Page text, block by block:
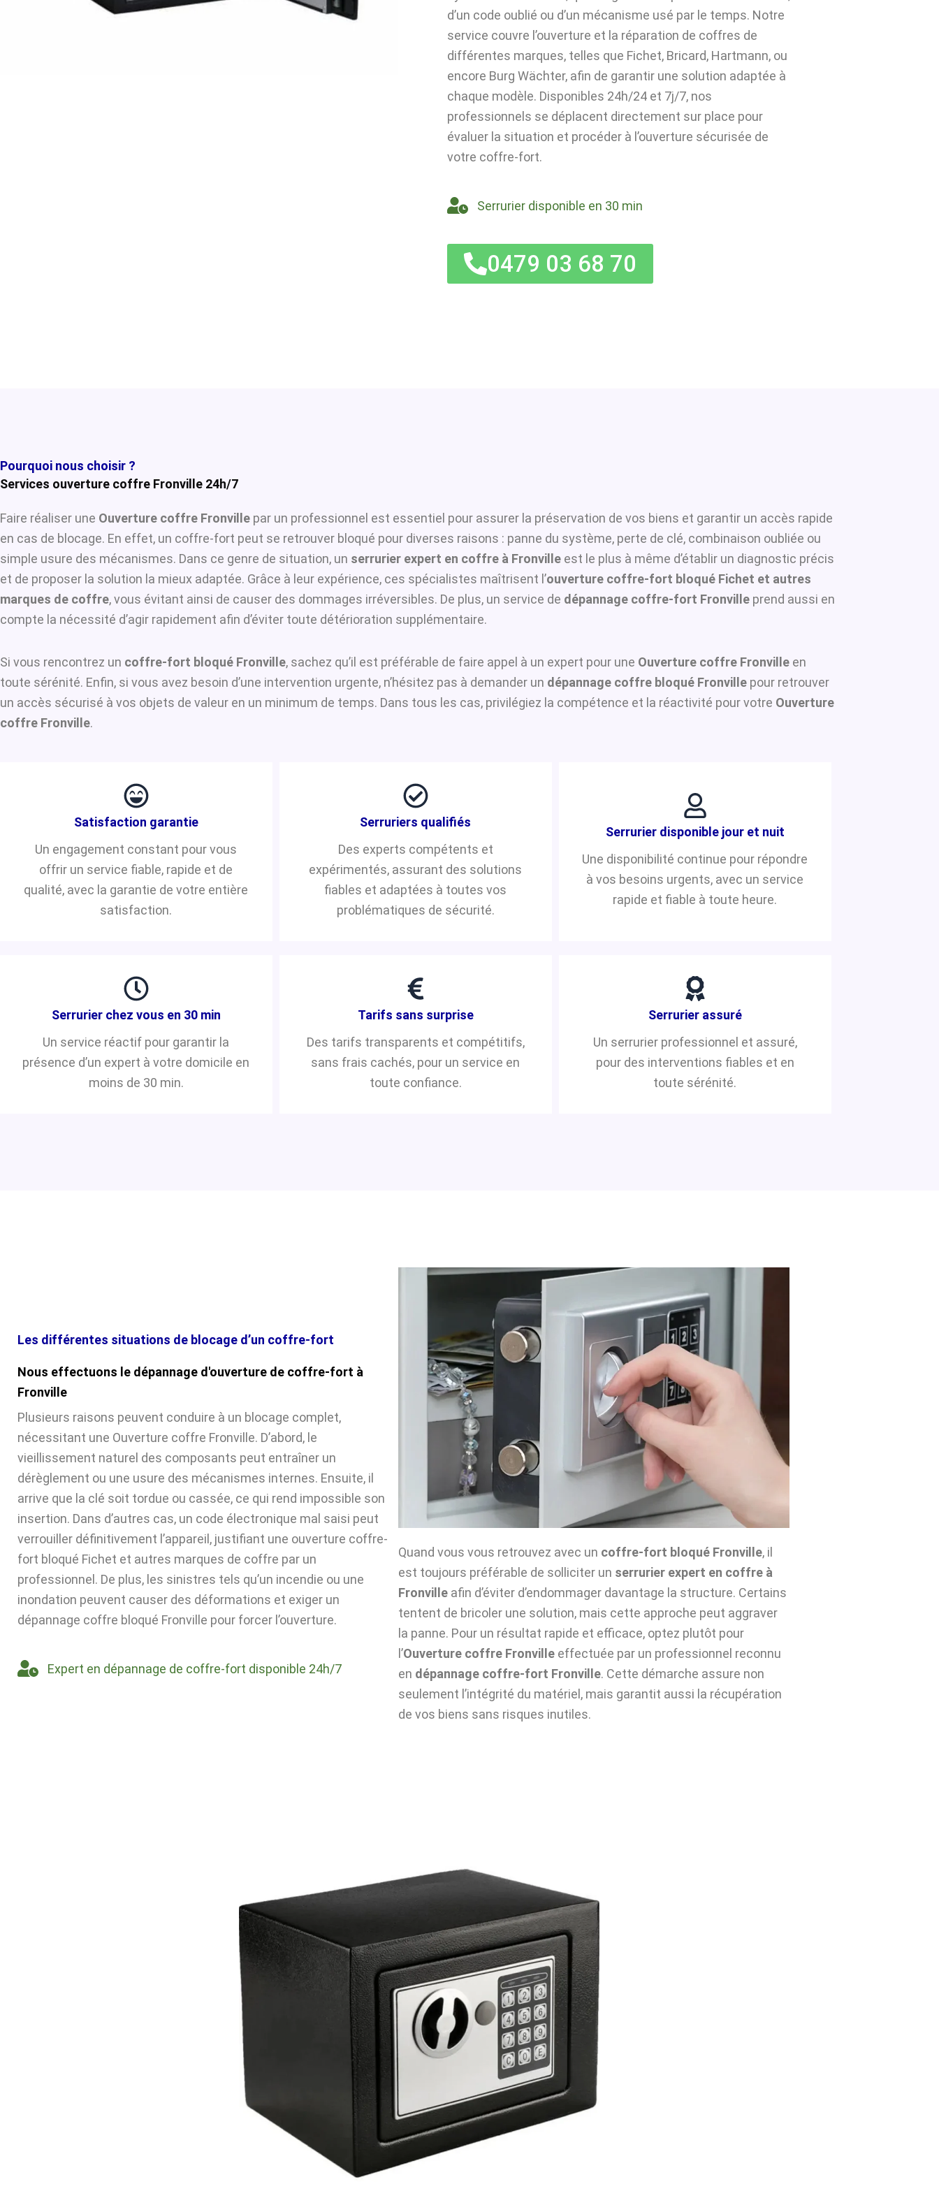
d’un code oublié ou d’un mécanisme usé par le temps. Notre
service couvre l’ouverture et la réparation de coffres de
différentes marques, telles que Fichet, Bricard, Hartmann, ou
encore Burg Wächter, afin de garantir une solution adaptée à
chaque modèle. Disponibles 24h/24 et 7j/7, nos
professionnels se déplacent directement sur place pour
évaluer la situation et procéder à l’ouverture sécurisée de
votre coffre-fort.
Serrurier disponible en 30 min
0479 03 68 70
Pourquoi nous choisir ?
Services ouverture coffre Fronville 24h/7
Faire réaliser une Ouverture coffre Fronville par un professionnel est essentiel pour assurer la préservation de vos biens et garantir un accès rapide
en cas de blocage. En effet, un coffre-fort peut se retrouver bloqué pour diverses raisons : panne du système, perte de clé, combinaison oubliée ou
simple usure des mécanismes. Dans ce genre de situation, un serrurier expert en coffre à Fronville est le plus à même d’établir un diagnostic précis
et de proposer la solution la mieux adaptée. Grâce à leur expérience, ces spécialistes maîtrisent l’ouverture coffre-fort bloqué Fichet et autres
marques de coffre, vous évitant ainsi de causer des dommages irréversibles. De plus, un service de dépannage coffre-fort Fronville prend aussi en
compte la nécessité d’agir rapidement afin d’éviter toute détérioration supplémentaire.
Si vous rencontrez un coffre-fort bloqué Fronville, sachez qu’il est préférable de faire appel à un expert pour une Ouverture coffre Fronville en
toute sérénité. Enfin, si vous avez besoin d’une intervention urgente, n’hésitez pas à demander un dépannage coffre bloqué Fronville pour retrouver
un accès sécurisé à vos objets de valeur en un minimum de temps. Dans tous les cas, privilégiez la compétence et la réactivité pour votre Ouverture
coffre Fronville.
Satisfaction garantie
Un engagement constant pour vous
offrir un service fiable, rapide et de
qualité, avec la garantie de votre entière
satisfaction.
Serruriers qualifiés
Des experts compétents et
expérimentés, assurant des solutions
fiables et adaptées à toutes vos
problématiques de sécurité.
Serrurier disponible jour et nuit
Une disponibilité continue pour répondre
à vos besoins urgents, avec un service
rapide et fiable à toute heure.
Serrurier chez vous en 30 min
Un service réactif pour garantir la
présence d’un expert à votre domicile en
moins de 30 min.
Tarifs sans surprise
Des tarifs transparents et compétitifs,
sans frais cachés, pour un service en
toute confiance.
Serrurier assuré
Un serrurier professionnel et assuré,
pour des interventions fiables et en
toute sérénité.
Les différentes situations de blocage d’un coffre-fort
Nous effectuons le dépannage d'ouverture de coffre-fort à
Fronville
Plusieurs raisons peuvent conduire à un blocage complet,
nécessitant une Ouverture coffre Fronville. D’abord, le
vieillissement naturel des composants peut entraîner un
dérèglement ou une usure des mécanismes internes. Ensuite, il
arrive que la clé soit tordue ou cassée, ce qui rend impossible son
insertion. Dans d’autres cas, un code électronique mal saisi peut
verrouiller définitivement l’appareil, justifiant une ouverture coffre-
fort bloqué Fichet et autres marques de coffre par un
professionnel. De plus, les sinistres tels qu’un incendie ou une
inondation peuvent causer des déformations et exiger un
dépannage coffre bloqué Fronville pour forcer l’ouverture.
Expert en dépannage de coffre-fort disponible 24h/7
Quand vous vous retrouvez avec un coffre-fort bloqué Fronville, il
est toujours préférable de solliciter un serrurier expert en coffre à
Fronville afin d’éviter d’endommager davantage la structure. Certains
tentent de bricoler une solution, mais cette approche peut aggraver
la panne. Pour un résultat rapide et efficace, optez plutôt pour
l’Ouverture coffre Fronville effectuée par un professionnel reconnu
en dépannage coffre-fort Fronville. Cette démarche assure non
seulement l’intégrité du matériel, mais garantit aussi la récupération
de vos biens sans risques inutiles.